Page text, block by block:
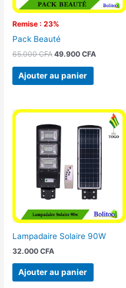
Remise : 23%
Pack Beauté
65.000CFA 49.900CFA
Ajouter au panier
Lampadaire Solaire 90W
32.000CFA
Ajouter au panier